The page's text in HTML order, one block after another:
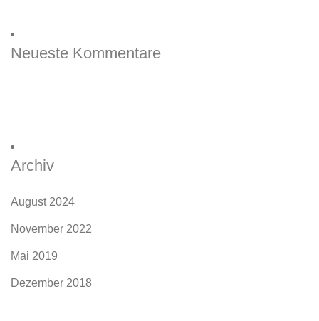
Neueste Kommentare
Archiv
August 2024
November 2022
Mai 2019
Dezember 2018